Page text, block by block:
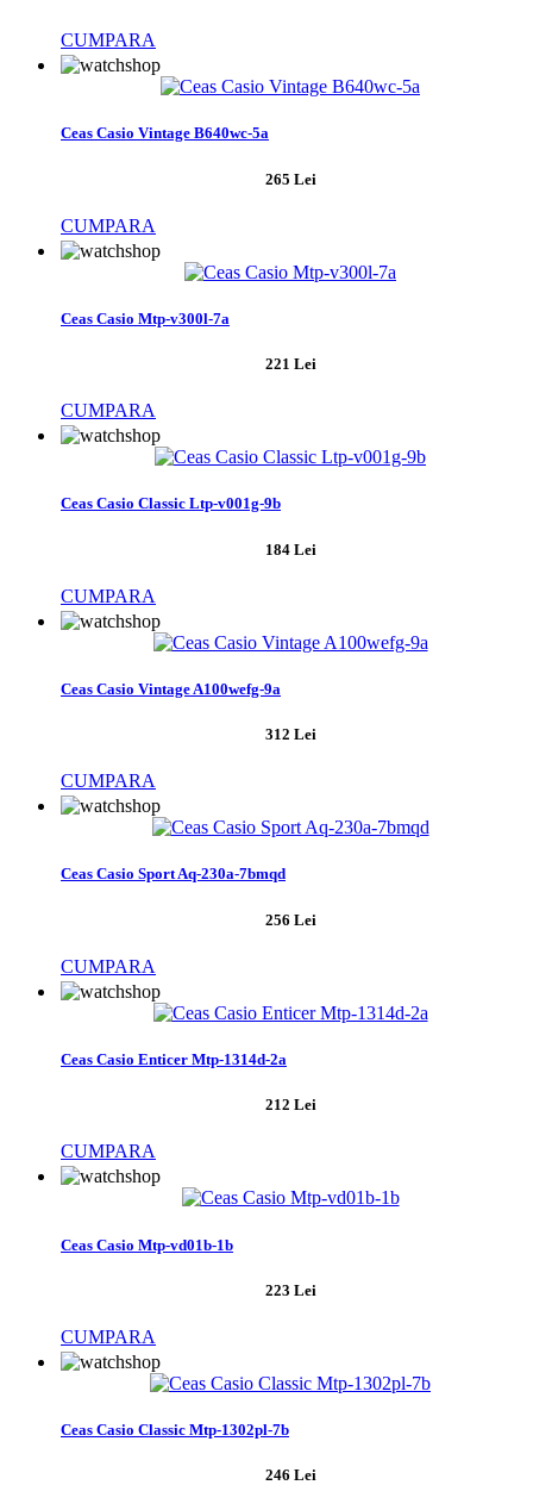
CUMPARA
Ceas Casio Vintage B640wc-5a
265 Lei
CUMPARA
Ceas Casio Mtp-v300l-7a
221 Lei
CUMPARA
Ceas Casio Classic Ltp-v001g-9b
184 Lei
CUMPARA
Ceas Casio Vintage A100wefg-9a
312 Lei
CUMPARA
Ceas Casio Sport Aq-230a-7bmqd
256 Lei
CUMPARA
Ceas Casio Enticer Mtp-1314d-2a
212 Lei
CUMPARA
Ceas Casio Mtp-vd01b-1b
223 Lei
CUMPARA
Ceas Casio Classic Mtp-1302pl-7b
246 Lei